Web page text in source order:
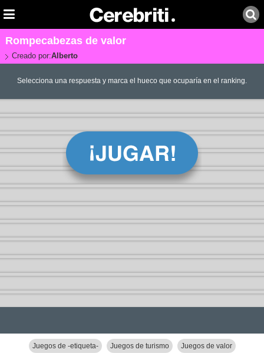
Rompecabezas de valor
Creado por:Alberto
Selecciona una respuesta y marca el hueco que ocuparía en el ranking.
Juegos de -etiqueta- Juegos de turismo Juegos de valor